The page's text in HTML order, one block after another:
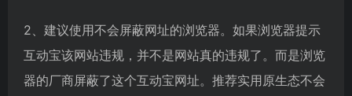
2、建议使用不会屏蔽网址的浏览器。如果浏览器提示
互动宝该网站违规，并不是网站真的违规了。而是浏览
器的厂商屏蔽了这个互动宝网址。推荐实用原生态不会